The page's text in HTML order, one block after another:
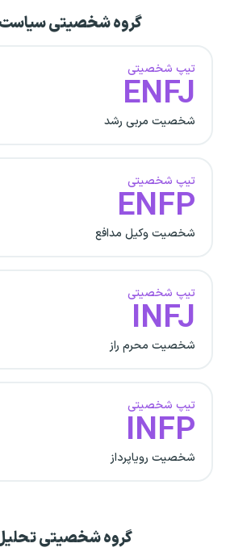
گروه شخصیتی
تیپ شخصیتی
ENFJ
شخصیت مربی رشد
تیپ شخصیتی
ENFP
شخصیت وکیل مدافع
تیپ شخصیتی
INFJ
شخصیت محرم راز
تیپ شخصیتی
INFP
شخصیت رویاپرداز
گروه شخصیتی